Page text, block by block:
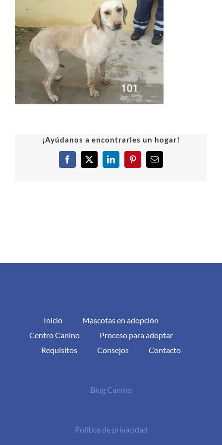
¡Ayúdanos a encontrarles un hogar!
Facebook
X LinkedInPinterestCorreo
Inicio
Mascotas en adopción
Centro Canino
Proceso para adoptar
Requisitos
Consejos Contacto
Blog Canino
Política de privacidad